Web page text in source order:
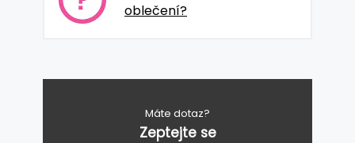
oblečení?
Máte dotaz?
Zeptejte se